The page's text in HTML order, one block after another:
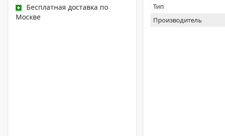
Бесплатная доставка по
Москве
Тип
Производитель